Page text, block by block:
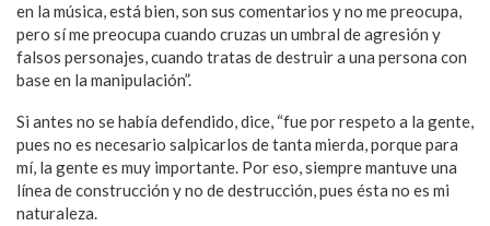
en la música, está bien, son sus comentarios y no me preocupa,
pero sí me preocupa cuando cruzas un umbral de agresión y
falsos personajes, cuando tratas de destruir a una persona con
base en la manipulación”.
Si antes no se había defendido, dice, “fue por respeto a la gente,
pues no es necesario salpicarlos de tanta mierda, porque para
mí, la gente es muy importante. Por eso, siempre mantuve una
línea de construcción y no de destrucción, pues ésta no es mi
naturaleza.